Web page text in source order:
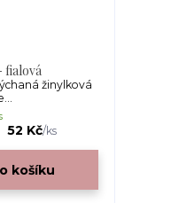
fialová
žinylková
52 Kč/ks
košíku